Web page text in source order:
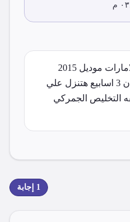
1 إجابة